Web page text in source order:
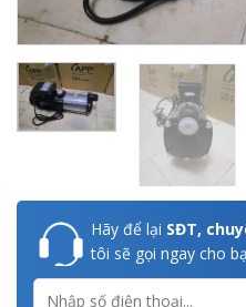
Hãy để lại SĐT,
tôi sẽ gọi ngay cho